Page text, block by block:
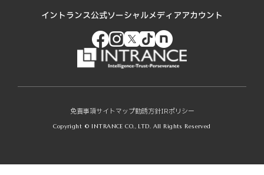
イントランス公式ソーシャルメディアアカウント
免責事項サイトマップ勧誘方針IRポリシー
Copyright © INTRANCE CO., LTD. All Rights Reserved